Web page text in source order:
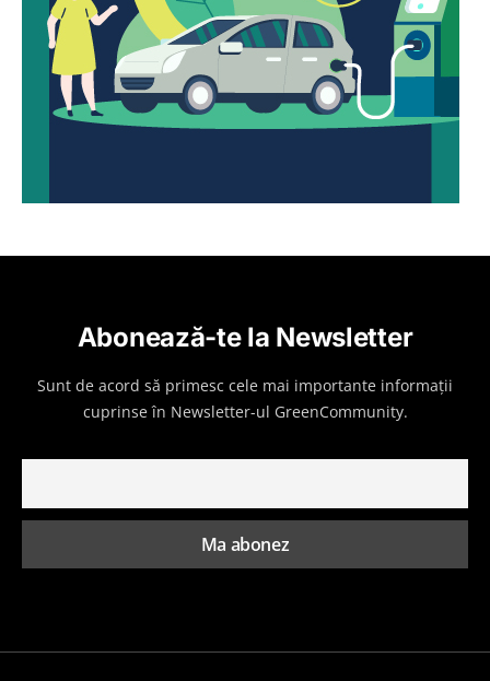
Abonează-te la Newsletter
Sunt de acord să primesc cele mai importante informații
cuprinse în Newsletter-ul GreenCommunity.